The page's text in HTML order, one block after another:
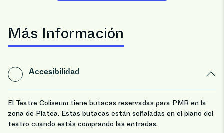
Más Información
Accesibilidad
El Teatre Coliseum tiene butacas reservadas para PMR en la
zona de Platea. Estas butacas están señaladas en el plano del
teatro cuando estás comprando las entradas.